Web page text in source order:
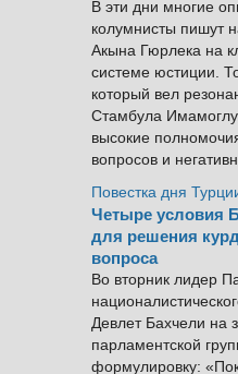
В эти дни многие
колумнисты пишут
Акына Гюрлека на
системе юстиции.
который вел
Стамбула
высокие
вопросов и
Повестка дня
Четыре условия
для решения
вопроса
Во вторник лидер
Девлет Бахчели на
парламентской
формулировку: